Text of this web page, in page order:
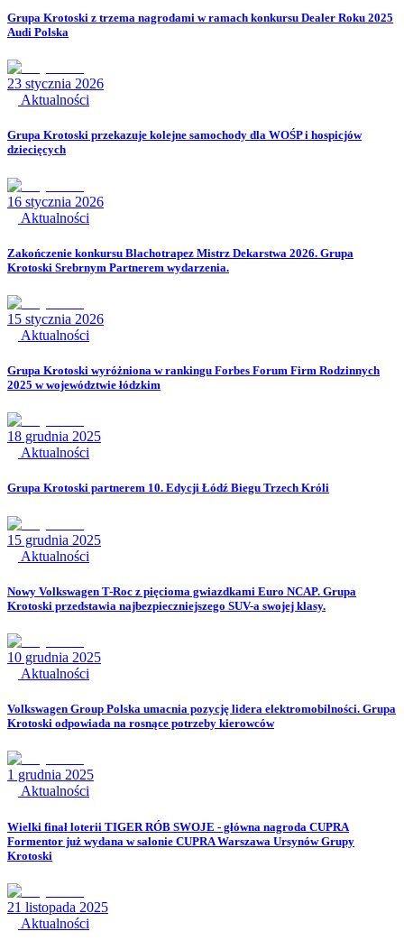
Grupa Krotoski z trzema nagrodami w ramach konkursu Dealer Roku 2025
Audi Polska
23 stycznia 2026
Aktualności
Grupa Krotoski przekazuje kolejne samochody dla WOŚP i hospicjów
dziecięcych
16 stycznia 2026
Aktualności
Zakończenie konkursu Blachotrapez Mistrz Dekarstwa 2026. Grupa
Krotoski Srebrnym Partnerem wydarzenia.
15 stycznia 2026
Aktualności
Grupa Krotoski wyróżniona w rankingu Forbes Forum Firm Rodzinnych
2025 w województwie łódzkim
18 grudnia 2025
Aktualności
Grupa Krotoski partnerem 10. Edycji Łódź Biegu Trzech Króli
15 grudnia 2025
Aktualności
Nowy Volkswagen T-Roc z pięcioma gwiazdkami Euro NCAP. Grupa
Krotoski przedstawia najbezpieczniejszego SUV-a swojej klasy.
10 grudnia 2025
Aktualności
Volkswagen Group Polska umacnia pozycję lidera elektromobilności. Grupa
Krotoski odpowiada na rosnące potrzeby kierowców
1 grudnia 2025
Aktualności
Wielki finał loterii TIGER RÓB SWOJE - główna nagroda CUPRA
Formentor już wydana w salonie CUPRA Warszawa Ursynów Grupy
Krotoski
21 listopada 2025
Aktualności